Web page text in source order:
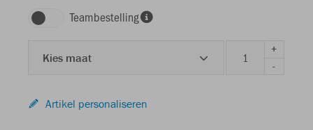
Teambestelling
Kies maat
+
-
Artikel personaliseren